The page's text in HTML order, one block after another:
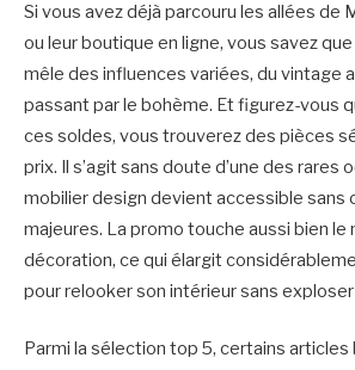
Si vous avez déjà parcouru les allées de
ou leur boutique en ligne, vous savez
mêle des influences variées, du vintage
passant par le bohème. Et figurez-vous
ces soldes, vous trouverez des pièces
prix. Il s’agit sans doute d’une des rares
mobilier design devient accessible sans
majeures. La promo touche aussi bien le
décoration, ce qui élargit
pour relooker son intérieur sans
Parmi la sélection top 5, certains